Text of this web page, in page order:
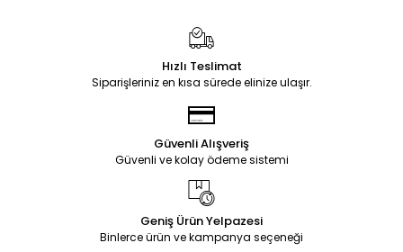
Hızlı Teslimat
Siparişleriniz en kısa sürede elinize ulaşır.
Güvenli Alışveriş
Güvenli ve kolay ödeme sistemi
Geniş Ürün Yelpazesi
Binlerce ürün ve kampanya seçeneği